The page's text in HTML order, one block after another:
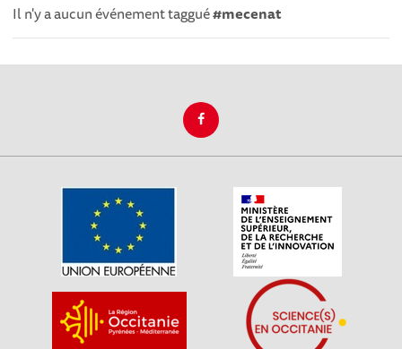
Il n'y a aucun événement taggué#mecenat